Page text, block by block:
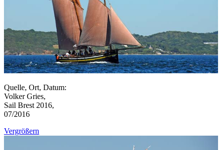
Quelle, Ort, Datum:
Volker Gries,
Sail Brest 2016,
07/2016
Vergrößern